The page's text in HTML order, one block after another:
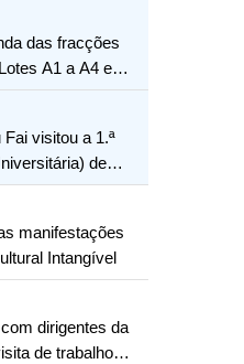
das fracções
A1 a A4 e
visitou a 1.ª
de
e Hengqin
manifestações
Intangível
dirigentes da
de trabalho